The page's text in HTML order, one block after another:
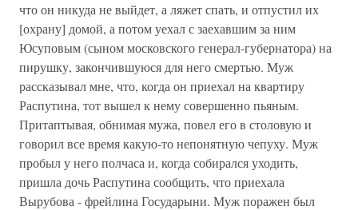
что он никуда не выйдет, а ляжет спать, и отпустил их
[охрану] домой, а потом уехал с заехавшим за ним
Юсуповым (сыном московского генерал-губернатора) на
пирушку, закончившуюся для него смертью. Муж
рассказывал мне, что, когда он приехал на квартиру
Распутина, тот вышел к нему совершенно пьяным.
Притаптывая, обнимая мужа, повел его в столовую и
говорил все время какую-то непонятную чепуху. Муж
пробыл у него полчаса и, когда собирался уходить,
пришла дочь Распутина сообщить, что приехала
Вырубова - фрейлина Государыни. Муж поражен был